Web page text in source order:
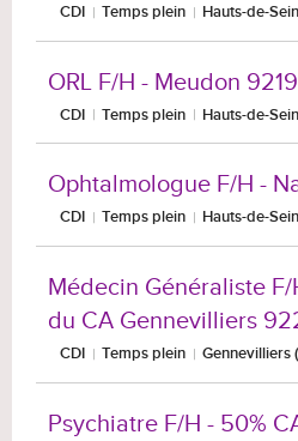
CDI Temps plein Hauts-de-
ORL F/H - Meudon
CDI Temps plein Hauts-de-
Ophtalmologue F/H -
CDI Temps plein Hauts-de-
Médecin Généraliste
du CA Gennevilliers
CDI Temps plein Gennevilliers
Psychiatre F/H - 50%